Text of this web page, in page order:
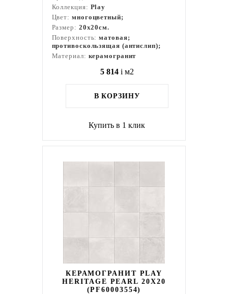
Коллекция: Play
Цвет: многоцветный;
Размер: 20x20см.
Поверхность:матовая;
противоскользящая (антислип);
Материал: керамогранит
5 814 i м2
В КОРЗИНУ
Купить в 1 клик
КЕРАМОГРАНИТ PLAY
HERITAGE PEARL 20X20
(PF60003554)